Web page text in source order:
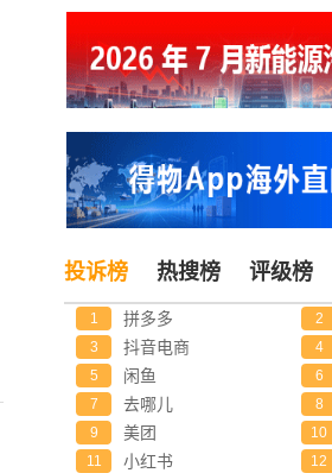
投诉榜 热搜榜 评级榜
1 拼多多 2
3 抖音电商 4
5 闲鱼 6
7 去哪儿 8
9 美团 10
11 小红书 12